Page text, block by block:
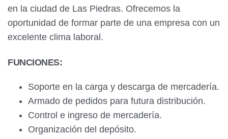
en la ciudad de Las Piedras. Ofrecemos la
oportunidad de formar parte de una empresa con un
excelente clima laboral.
FUNCIONES:
Soporte en la carga y descarga de mercadería.
Armado de pedidos para futura distribución.
Control e ingreso de mercadería.
Organización del depósito.